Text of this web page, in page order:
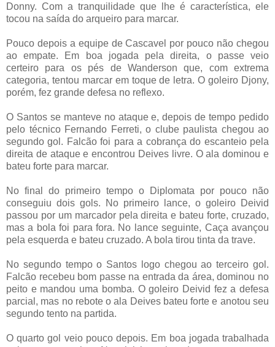
Donny. Com a tranquilidade que lhe é característica, ele
tocou na saída do arqueiro para marcar.
Pouco depois a equipe de Cascavel por pouco não chegou
ao empate. Em boa jogada pela direita, o passe veio
certeiro para os pés de Wanderson que, com extrema
categoria, tentou marcar em toque de letra. O goleiro Djony,
porém, fez grande defesa no reflexo.
O Santos se manteve no ataque e, depois de tempo pedido
pelo técnico Fernando Ferreti, o clube paulista chegou ao
segundo gol. Falcão foi para a cobrança do escanteio pela
direita de ataque e encontrou Deives livre. O ala dominou e
bateu forte para marcar.
No final do primeiro tempo o Diplomata por pouco não
conseguiu dois gols. No primeiro lance, o goleiro Deivid
passou por um marcador pela direita e bateu forte, cruzado,
mas a bola foi para fora. No lance seguinte, Caça avançou
pela esquerda e bateu cruzado. A bola tirou tinta da trave.
No segundo tempo o Santos logo chegou ao terceiro gol.
Falcão recebeu bom passe na entrada da área, dominou no
peito e mandou uma bomba. O goleiro Deivid fez a defesa
parcial, mas no rebote o ala Deives bateu forte e anotou seu
segundo tento na partida.
O quarto gol veio pouco depois. Em boa jogada trabalhada